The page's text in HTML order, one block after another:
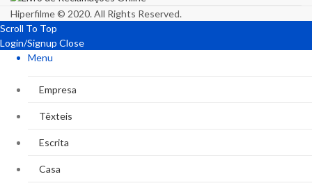
Hiperfilme © 2020. All Rights Reserved.
Scroll To Top
Login/Signup Close
Menu
Empresa
Têxteis
Escrita
Casa